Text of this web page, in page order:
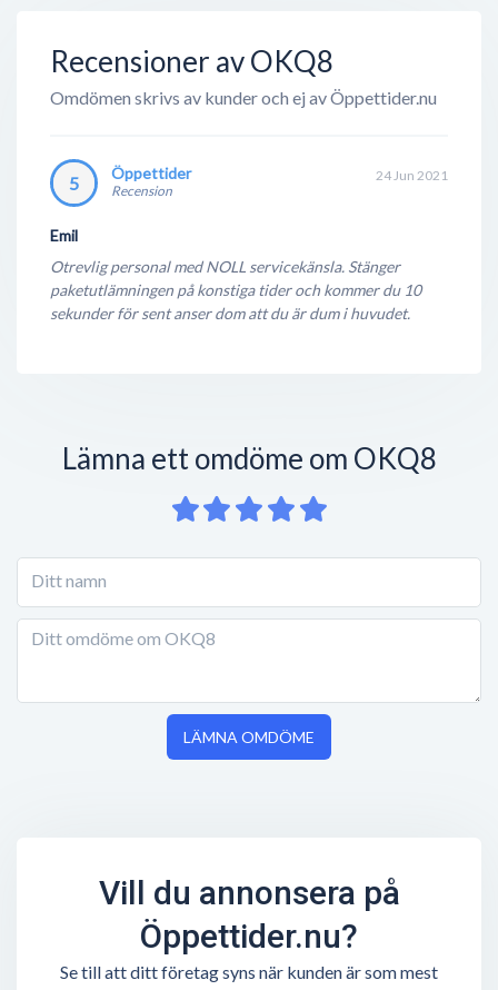
gedigen erfarenhet inom ford...
Recensioner av OKQ8
Omdömen skrivs av kunder och ej av Öppettider.nu
5 Öppettider
Recension
Emil
24 Jun 2021
Otrevlig personal med NOLL servicekänsla. Stänger
paketutlämningen på konstiga tider och kommer du 10
sekunder för sent anser dom att du är dum i huvudet.
Lämna ett omdöme om OKQ8
LÄMNA OMDÖME
Vill du annonsera på
Öppettider.nu?
Se till att ditt företag syns när kunden är som mest